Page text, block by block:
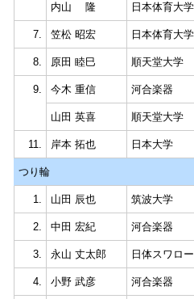
内山 隆 日本体育大学
7. 笠松 昭宏 日本体育大学
8. 原田 睦巳 順天堂大学
9. 今木 重信 河合楽器
山田 英喜 順天堂大学
11. 岸本 拓也 日本大学
つり輪
1. 山田 辰也 筑波大学
2. 中田 宏紀 河合楽器
3. 永山 丈太郎 日体スワロー
4. 小野 武彦 河合楽器